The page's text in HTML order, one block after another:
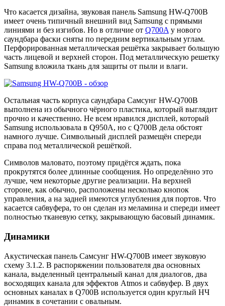
Что касается дизайна, звуковая панель Samsung HW-Q700B
имеет очень типичный внешний вид Samsung с прямыми
линиями и без изгибов. Но в отличие от Q700A у нового
саундбара фаски сняты по передним вертикальным углам.
Перфорированная металлическая решётка закрывает большую
часть лицевой и верхней сторон. Под металлическую решетку
Samsung вложила ткань для защиты от пыли и влаги.
Остальная часть корпуса саундбара Самсунг HW-Q700B
выполнена из обычного чёрного пластика, который выглядит
прочно и качественно. Не всем нравился дисплей, который
Samsung использовала в Q950A, но с Q700B дела обстоят
намного лучше. Символьный дисплей размещён спереди
справа под металлической решёткой.
Символов маловато, поэтому придётся ждать, пока
прокрутятся более длинные сообщения. Но определённо это
лучше, чем некоторые другие реализации. На верхней
стороне, как обычно, расположены несколько кнопок
управления, а на задней имеются углубления для портов. Что
касается сабвуфера, то он сделан из меламина и спереди имеет
полностью тканевую сетку, закрывающую басовый динамик.
Динамики
Акустическая панель Самсунг HW-Q700B имеет звуковую
схему 3.1.2. В распоряжении пользователя два основных
канала, выделенный центральный канал для диалогов, два
восходящих канала для эффектов Atmos и сабвуфер. В двух
основных каналах в Q700B используется один круглый НЧ
динамик в сочетании с овальным.